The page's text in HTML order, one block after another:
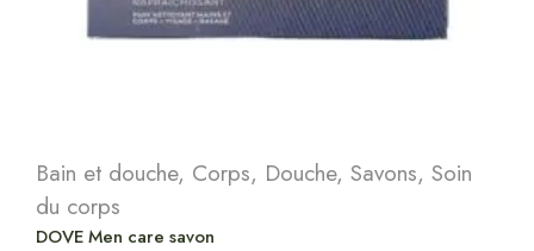
Bain et douche, Corps, Douche, Savons, Soin
du corps
DOVE Men care savon